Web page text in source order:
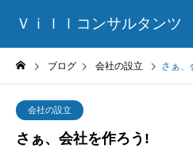
Ｖｉｌｌコンサルタンツ
ブログ 会社の設立 さぁ、
会社の設立
さぁ、会社を作ろう!